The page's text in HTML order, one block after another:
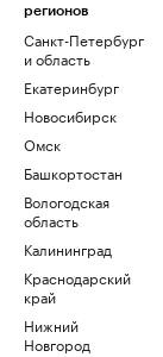
регионов
Санкт-Петербург
и область
Екатеринбург
Новосибирск
Омск
Башкортостан
Вологодская
область
Калининград
Краснодарский
край
Нижний
Новгород